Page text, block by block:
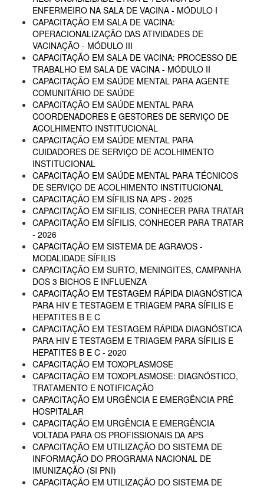
ENFERMEIRO NA SALA DE VACINA - MÓDULO I
CAPACITAÇÃO EM SALA DE VACINA:
OPERACIONALIZAÇÃO DAS ATIVIDADES DE
VACINAÇÃO - MÓDULO III
CAPACITAÇÃO EM SALA DE VACINA: PROCESSO DE
TRABALHO EM SALA DE VACINA - MÓDULO II
CAPACITAÇÃO EM SAÚDE MENTAL PARA AGENTE
COMUNITÁRIO DE SAÚDE
CAPACITAÇÃO EM SAÚDE MENTAL PARA
COORDENADORES E GESTORES DE SERVIÇO DE
ACOLHIMENTO INSTITUCIONAL
CAPACITAÇÃO EM SAÚDE MENTAL PARA
CUIDADORES DE SERVIÇO DE ACOLHIMENTO
INSTITUCIONAL
CAPACITAÇÃO EM SAÚDE MENTAL PARA TÉCNICOS
DE SERVIÇO DE ACOLHIMENTO INSTITUCIONAL
CAPACITAÇÃO EM SÍFILIS NA APS - 2025
CAPACITAÇÃO EM SIFILIS, CONHECER PARA TRATAR
CAPACITAÇÃO EM SÍFILIS, CONHECER PARA TRATAR
- 2026
CAPACITAÇÃO EM SISTEMA DE AGRAVOS -
MODALIDADE SÍFILIS
CAPACITAÇÃO EM SURTO, MENINGITES, CAMPANHA
DOS 3 BICHOS E INFLUENZA
CAPACITAÇÃO EM TESTAGEM RÁPIDA DIAGNÓSTICA
PARA HIV E TESTAGEM E TRIAGEM PARA SÍFILIS E
HEPATITES B E C
CAPACITAÇÃO EM TESTAGEM RÁPIDA DIAGNÓSTICA
PARA HIV E TESTAGEM E TRIAGEM PARA SÍFILIS E
HEPATITES B E C - 2020
CAPACITAÇÃO EM TOXOPLASMOSE
CAPACITAÇÃO EM TOXOPLASMOSE: DIAGNÓSTICO,
TRATAMENTO E NOTIFICAÇÃO
CAPACITAÇÃO EM URGÊNCIA E EMERGÊNCIA PRÉ
HOSPITALAR
CAPACITAÇÃO EM URGÊNCIA E EMERGÊNCIA
VOLTADA PARA OS PROFISSIONAIS DA APS
CAPACITAÇÃO EM UTILIZAÇÃO DO SISTEMA DE
INFORMAÇÃO DO PROGRAMA NACIONAL DE
IMUNIZAÇÃO (SI PNI)
CAPACITAÇÃO EM UTILIZAÇÃO DO SISTEMA DE